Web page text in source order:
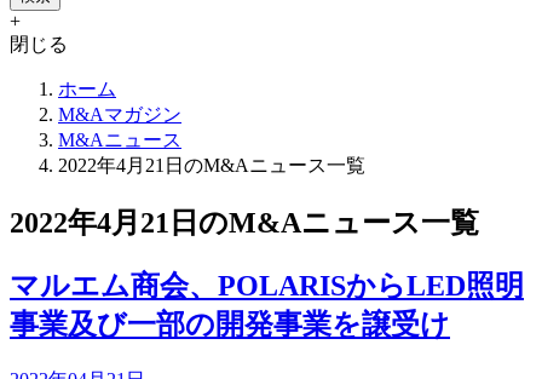
+
閉じる
ホーム
M&Aマガジン
M&Aニュース
2022年4月21日のM&Aニュース一覧
2022年4月21日のM&Aニュース一覧
マルエム商会、POLARISからLED照明
事業及び一部の開発事業を譲受け